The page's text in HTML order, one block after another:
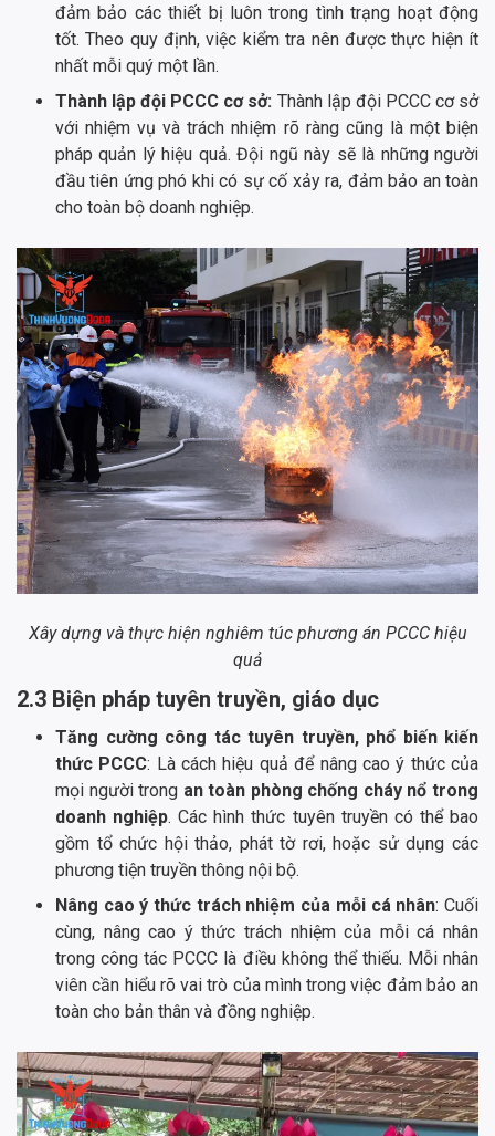
đảm bảo các thiết bị luôn trong tình trạng hoạt động
tốt. Theo quy định, việc kiểm tra nên được thực hiện ít
nhất mỗi quý một lần.
Thành lập đội PCCC cơ sở: Thành lập đội PCCC cơ sở
với nhiệm vụ và trách nhiệm rõ ràng cũng là một biện
pháp quản lý hiệu quả. Đội ngũ này sẽ là những người
đầu tiên ứng phó khi có sự cố xảy ra, đảm bảo an toàn
cho toàn bộ doanh nghiệp.
Xây dựng và thực hiện nghiêm túc phương án PCCC hiệu
quả
2.3 Biện pháp tuyên truyền, giáo dục
Tăng cường công tác tuyên truyền, phổ biến kiến
thức PCCC: Là cách hiệu quả để nâng cao ý thức của
mọi người trong an toàn phòng chống cháy nổ trong
doanh nghiệp. Các hình thức tuyên truyền có thể bao
gồm tổ chức hội thảo, phát tờ rơi, hoặc sử dụng các
phương tiện truyền thông nội bộ.
Nâng cao ý thức trách nhiệm của mỗi cá nhân: Cuối
cùng, nâng cao ý thức trách nhiệm của mỗi cá nhân
trong công tác PCCC là điều không thể thiếu. Mỗi nhân
viên cần hiểu rõ vai trò của mình trong việc đảm bảo an
toàn cho bản thân và đồng nghiệp.